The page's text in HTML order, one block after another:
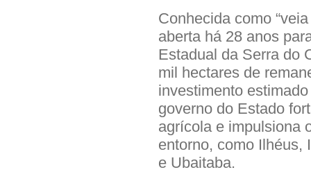
Conhecida como
aberta há 28 anos
Estadual da Serra do
mil hectares de
investimento
governo do Estado
agrícola e impulsiona
entorno, como Ilhéus,
e Ubaitaba.